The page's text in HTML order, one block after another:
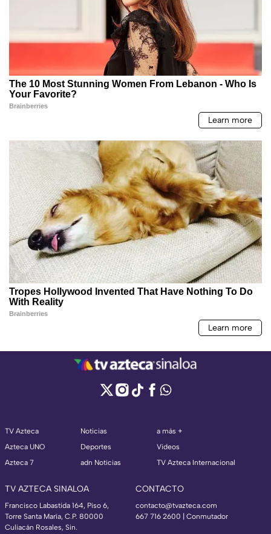
TV Azteca
Azteca UNO
Azteca 7
Noticias
Deportes
adn Noticias
a más +
Videos
TV Azteca Internacional
TV AZTECA SINALOA
Francisco Labastida 164, Piso 6,
Torre Santa María, C.P. 80000
Culiacán Rosales, Sin.
CONTACTO
contacto@tvazteca.com
667 716 2600 | Conmutador